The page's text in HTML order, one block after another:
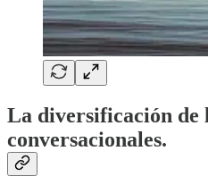
La diversificación de
conversacionales.